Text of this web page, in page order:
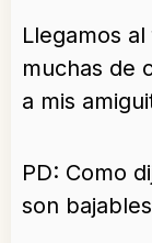
Llegamos
muchas de
a mis
PD: Como
son